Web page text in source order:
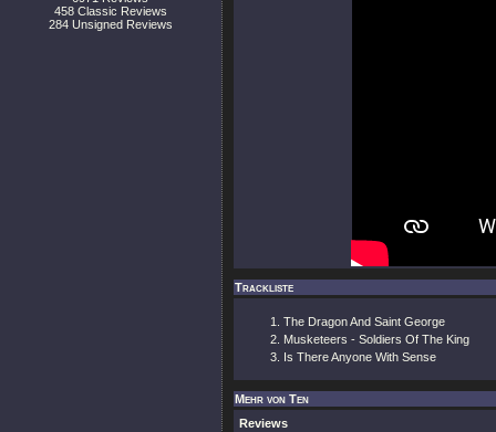
458 Classic Reviews
284 Unsigned Reviews
Trackliste
The Dragon And Saint George
Musketeers - Soldiers Of The King
Is There Anyone With Sense
Mehr von Ten
Reviews